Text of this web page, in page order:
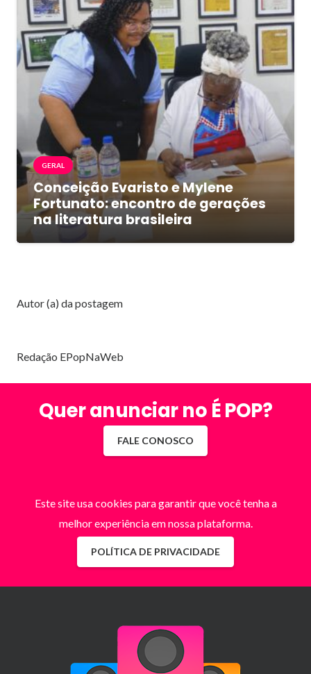
GERAL
Conceição Evaristo e Mylene
Fortunato: encontro de gerações
na literatura brasileira
Autor (a) da postagem
Redação EPopNaWeb
Quer anunciar no É POP?
FALE CONOSCO
Este site usa cookies para garantir que você tenha a
melhor experiência em nossa plataforma.
POLÍTICA DE PRIVACIDADE